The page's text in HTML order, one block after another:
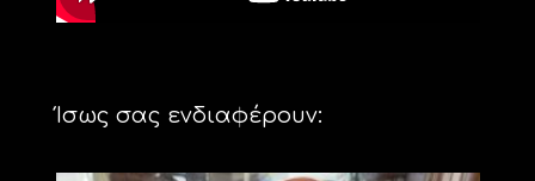
Ίσως σας ενδιαφέρουν: